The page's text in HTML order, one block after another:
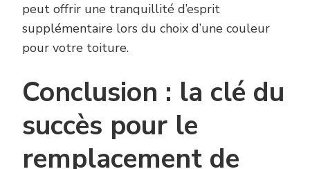
peut offrir une tranquillité d’esprit
supplémentaire lors du choix d’une couleur
pour votre toiture.
Conclusion : la clé du
succès pour le
remplacement de